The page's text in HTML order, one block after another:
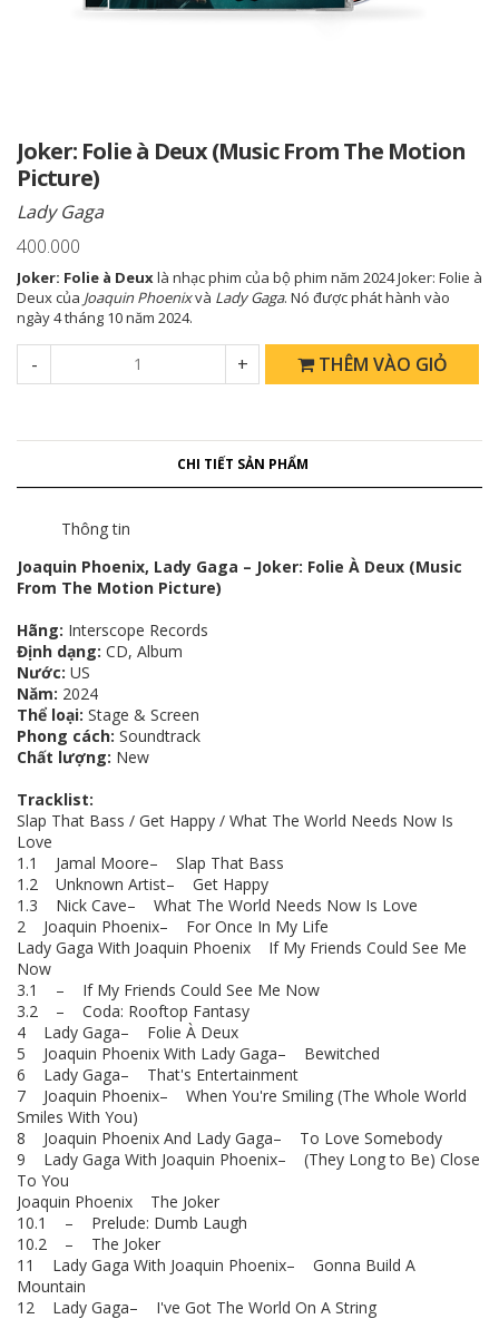
Joker: Folie à Deux (Music From The Motion
Picture)
Lady Gaga
400.000
Joker: Folie à Deuxlà nhạc phim của bộ phim năm 2024 Joker: Folie à
Deux của Joaquin Phoenixvà Lady Gaga. Nó được phát hành vào
ngày 4 tháng 10 năm 2024.
+
- THÊM VÀO GIỎ
CHI TIẾT SẢN PHẨM
Thông tin
Joaquin Phoenix, Lady Gaga – Joker: Folie À Deux (Music
From The Motion Picture)
Hãng: Interscope Records
Định dạng: CD, Album
Nước: US
Năm: 2024
Thể loại: Stage & Screen
Phong cách: Soundtrack
Chất lượng: New
Tracklist:
Slap That Bass / Get Happy / What The World Needs Now Is
Love
1.1 Jamal Moore– Slap That Bass
1.2 Unknown Artist– Get Happy
1.3 Nick Cave– What The World Needs Now Is Love
2 Joaquin Phoenix– For Once In My Life
Lady Gaga With Joaquin Phoenix If My Friends Could See Me
Now
3.1 – If My Friends Could See Me Now
3.2 – Coda: Rooftop Fantasy
4 Lady Gaga– Folie À Deux
5 Joaquin Phoenix With Lady Gaga– Bewitched
6 Lady Gaga– That's Entertainment
7 Joaquin Phoenix– When You're Smiling (The Whole World
Smiles With You)
8 Joaquin Phoenix And Lady Gaga– To Love Somebody
9 Lady Gaga With Joaquin Phoenix– (They Long to Be) Close
To You
Joaquin Phoenix The Joker
10.1 – Prelude: Dumb Laugh
10.2 – The Joker
11 Lady Gaga With Joaquin Phoenix– Gonna Build A
Mountain
12 Lady Gaga– I've Got The World On A String